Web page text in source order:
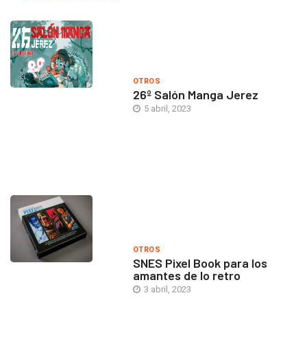
OTROS
26º Salón Manga Jerez
5 abril, 2023
OTROS
SNES Pixel Book para los
amantes de lo retro
3 abril, 2023